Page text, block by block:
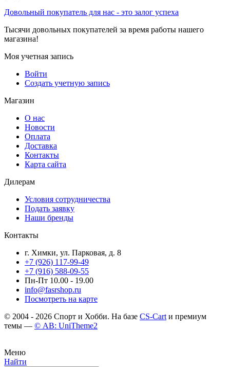
Довольный покупатель для нас - это залог успеха
Тысячи довольных покупателей за время работы нашего
магазина!
Моя учетная запись
Войти
Создать учетную запись
Магазин
О нас
Новости
Оплата
Доставка
Контакты
Карта сайта
Дилерам
Условия сотрудничества
Подать заявку
Наши бренды
Контакты
г. Химки, ул. Парковая, д. 8
+7 (926) 117-99-49
+7 (916) 588-09-55
Пн-Пт 10.00 - 19.00
info@fasrshop.ru
Посмотреть на карте
© 2004 - 2026 Спорт и Хобби. На базе CS-Cart и премиум
темы — © AB: UniTheme2
Меню
Найти